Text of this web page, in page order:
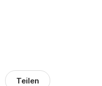
Teilen